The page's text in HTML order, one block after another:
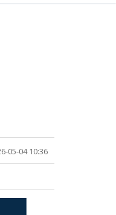
05-04 10:36